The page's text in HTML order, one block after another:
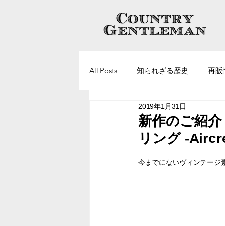
All Posts 知られざる歴史 再販
ヴィンテージアクセサリーについて
新作のご紹
リング -
2019年1月31日
今までにないヴィンテージ